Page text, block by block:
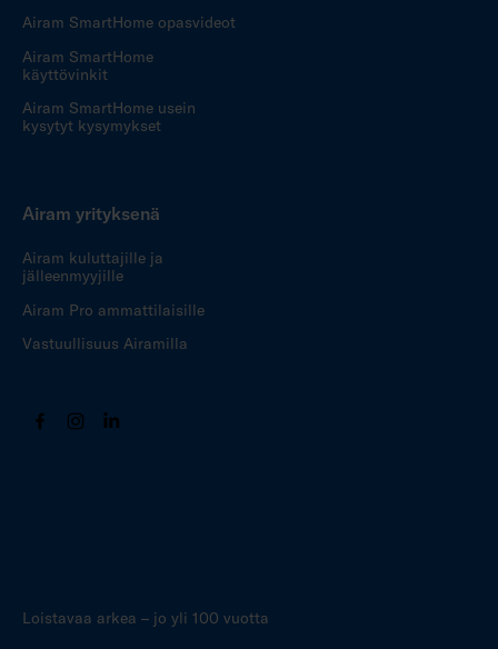
Airam SmartHome opasvideot
Airam SmartHome
käyttövinkit
Airam SmartHome usein
kysytyt kysymykset
Airam yrityksenä
Airam kuluttajille ja
jälleenmyyjille
Airam Pro ammattilaisille
Vastuullisuus Airamilla
Loistavaa arkea – jo yli 100 vuotta